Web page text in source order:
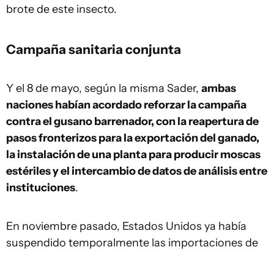
brote de este insecto.
Campaña sanitaria conjunta
Y el 8 de mayo, según la misma Sader, ambas
naciones habían acordado reforzar la campaña
contra el gusano barrenador, con la reapertura de
pasos fronterizos para la exportación del ganado,
la instalación de una planta para producir moscas
estériles y el intercambio de datos de análisis entre
instituciones.
En noviembre pasado, Estados Unidos ya había
suspendido temporalmente las importaciones de